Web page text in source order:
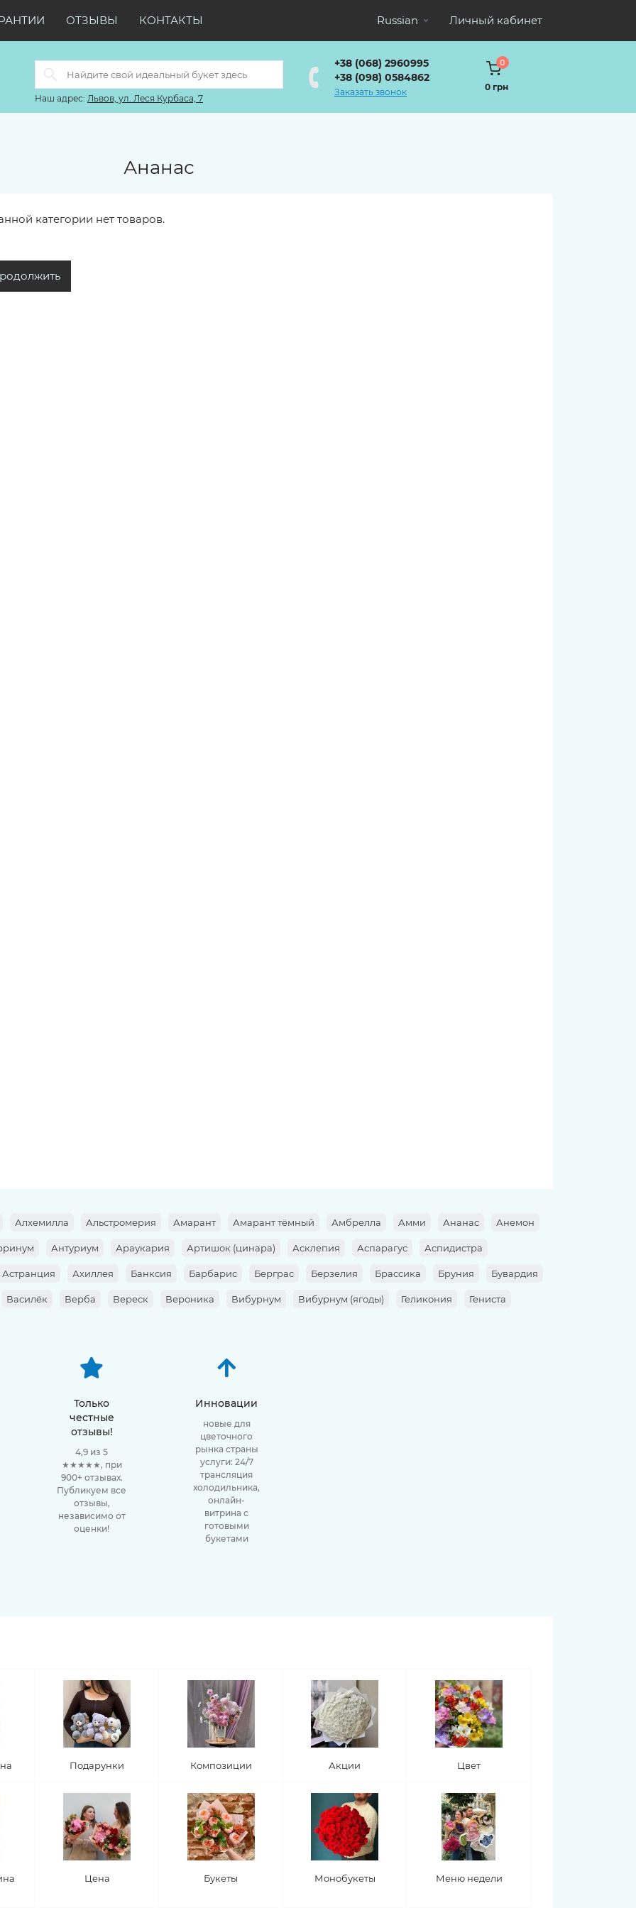
ОТЗЫВЫ КОНТАКТЫ Russian Личный кабинет
Наш адрес: Львов, ул. Леся Курбаса, 7
+38 (068) 2960995
+38 (098) 0584862
Заказать звонок
0
0 грн
Ананас
категории нет товаров.
Алхемилла Альстромерия Амарант Амарант тёмный Амбрелла Амми Ананас Анемон
Антуриум Араукария Артишок (цинара) Асклепия Аспарагус Аспидистра
Астранция Ахиллея Банксия Барбарис Берграс Берзелия Брассика Бруния Бувардия
Василёк Верба Вереск Вероника Вибурнум Вибурнум (ягоды) Геликония Гениста
Кверкус Клематис
Ландыш Ледерварен
Маттиола Мимоза Мискантус
Нобилис (ель) Озотамнус Оксипеталум
Пион Питтоспорум Подсолнух Протея
Роза Вовузелла Роза Дэвида Остина Роза кустовая
Роза садовая Рудбекия Рускус
Только
честные
отзывы!
4,9 из 5
★★★★★, при
900+ отзывах.
Публикуем все
отзывы,
независимо от
оценки!
Инновации
новые для
цветочного
рынка страны
услуги: 24/7
трансляция
холодильника,
онлайн-
витрина с
готовыми
букетами
Подарунки Композиции Акции Цвет
Цена Букеты Монобукеты Меню недели